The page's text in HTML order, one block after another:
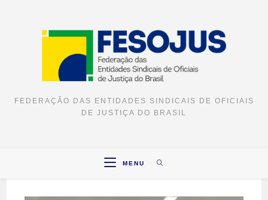
FEDERAÇÃO DAS ENTIDADES SINDICAIS DE OFICIAIS
DE JUSTIÇA DO BRASIL
MENU